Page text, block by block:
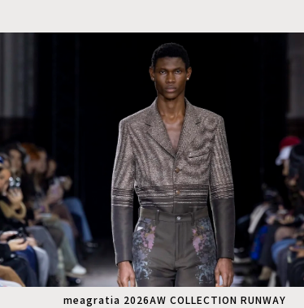
meagratia 2026AW COLLECTION RUNWAY